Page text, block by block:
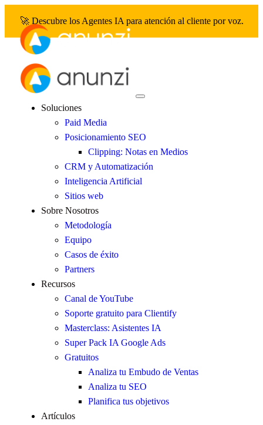
🚀 Descubre los Agentes IA para atención al cliente por voz.
Soluciones
Paid Media
Posicionamiento SEO
Clipping: Notas en Medios
CRM y Automatización
Inteligencia Artificial
Sitios web
Sobre Nosotros
Metodología
Equipo
Casos de éxito
Partners
Recursos
Canal de YouTube
Soporte gratuito para Clientify
Masterclass: Asistentes IA
Super Pack IA Google Ads
Gratuitos
Analiza tu Embudo de Ventas
Analiza tu SEO
Planifica tus objetivos
Artículos